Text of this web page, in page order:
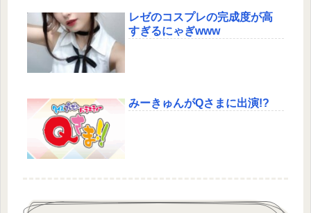
レゼのコスプレの完成度が高
すぎるにゃぎwww
みーきゅんがQさまに出演!?